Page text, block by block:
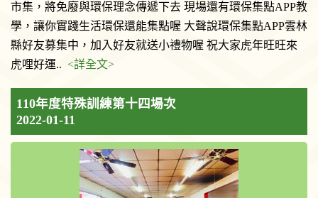
市集，將免廢與環保理念傳遞下去 現場還有環保集點APP教
學，讓你實踐生活環保還能集點喔 大聲說環保集點APP雲林
縣好友募集中，加入好友就送小禮物喔 祝大家虎年旺旺來
虎哩好運.. <詳全文>
110年度特殊訓練第十四場次
2022-01-11